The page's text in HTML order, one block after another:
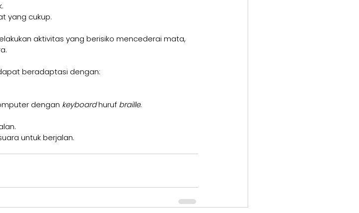
yang cukup.
aktivitas yang berisiko mencederai mata,
beradaptasi dengan:
dengan keyboard huruf braille.
untuk berjalan.